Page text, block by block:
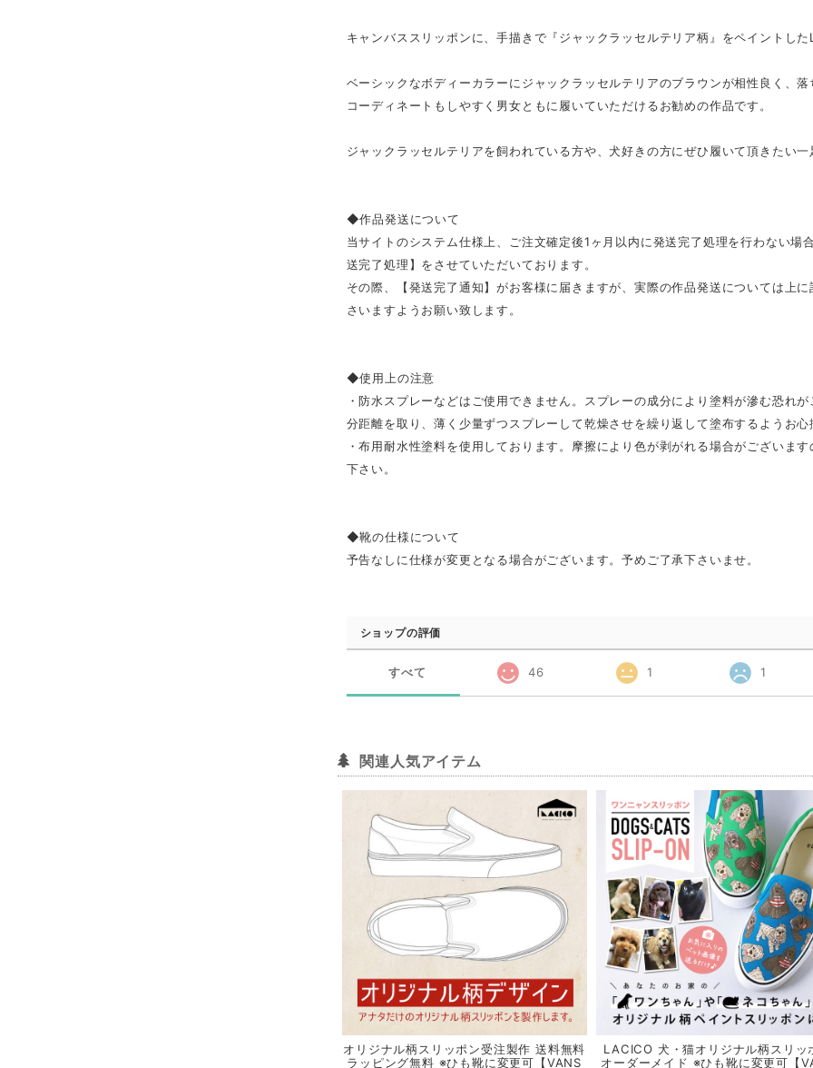
キャンバススリッポンに、手描きで『ジャックラッセルテリア柄』をペイントし
ベーシックなボディーカラーにジャックラッセルテリアのブラウンが相性良く、落
コーディネートもしやすく男女ともに履いていただけるお勧めの作品です。
ジャックラッセルテリアを飼われている方や、犬好きの方にぜひ履いて頂きたい
◆作品発送について
当サイトのシステム仕様上、ご注文確定後1ヶ月以内に発送完了処理を行わない場
送完了処理】をさせていただいております。
その際、【発送完了通知】がお客様に届きますが、実際の作品発送については上
さいますようお願い致します。
◆使用上の注意
・防水スプレーなどはご使用できません。スプレーの成分により塗料が滲む恐れ
分距離を取り、薄く少量ずつスプレーして乾燥させを繰り返して塗布するようお心
・布用耐水性塗料を使用しております。摩擦により色が剥がれる場合がございま
下さい。
◆靴の仕様について
予告なしに仕様が変更となる場合がございます。予めご了承下さいませ。
ショップの評価
すべて 46 1 1
関連人気アイテム
オリジナル柄スリッポン受注製作 送料無料
ラッピング無料 ※ひも靴に変更可【VANS
LACICO 犬・猫オリジナル柄スリッ
オーダーメイド ※ひも靴に変更可【